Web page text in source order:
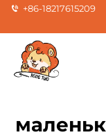
+86-18217615209